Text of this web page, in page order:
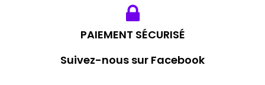
PAIEMENT SÉCURISÉ
Suivez-nous sur Facebook